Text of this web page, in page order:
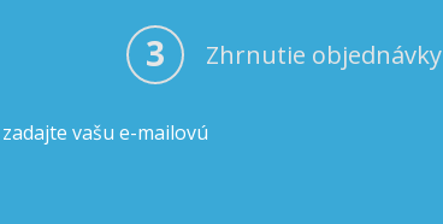
3 Zhrnutie objednávky
vašu e-mailovú